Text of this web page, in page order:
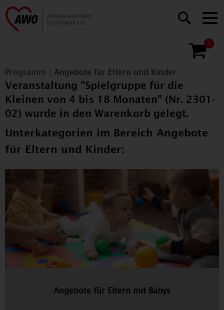
1
Programm Angebote für Eltern und Kinder
Veranstaltung "Spielgruppe für die
Kleinen von 4 bis 18 Monaten" (Nr. 2301-
02) wurde in den Warenkorb gelegt.
Unterkategorien im Bereich Angebote
für Eltern und Kinder:
Angebote für Eltern mit Babys